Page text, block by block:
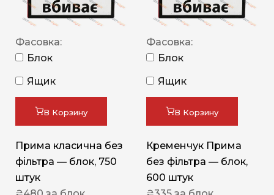
Фасовка:
Блок
Ящик
В Корзину
Прима класична без
фільтра — блок, 750
штук
Фасовка:
Блок
Ящик
В Корзину
Кременчук Прима
без фільтра — блок,
600 штук